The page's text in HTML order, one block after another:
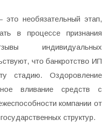
необязательный этап,
в процессе признания
индивидуальных
что банкротство ИП
стадию. Оздоровление
вливание средств с
компании от
структур.